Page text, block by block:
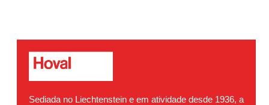
Sediada no Liechtenstein e em atividade desde 1936, a